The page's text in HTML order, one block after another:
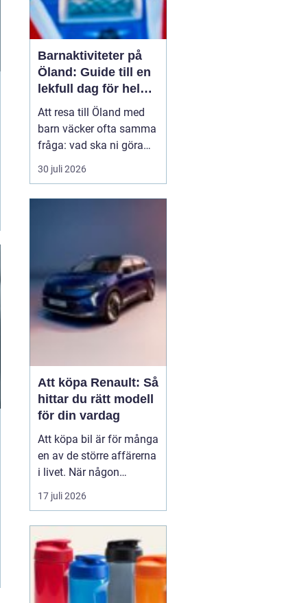
Barnaktiviteter på
Öland: Guide till en
lekfull dag för hela
familjen
Att resa till Öland med
barn väcker ofta samma
fråga: vad ska ni göra
för att alla ska trivas,
oavsett ålder och
30 juli 2026
Att köpa Renault: Så
hittar du rätt modell
för din vardag
Att köpa bil är för många
en av de större affärerna
i livet. När någon
funderar på att köpa
Renault Skåne
17 juli 2026